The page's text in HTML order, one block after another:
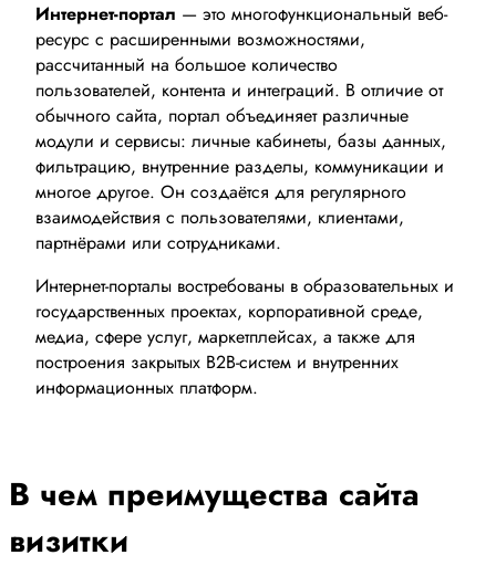
Интернет-портал — это многофункциональный веб-
ресурс с расширенными возможностями,
рассчитанный на большое количество
пользователей, контента и интеграций. В отличие от
обычного сайта, портал объединяет различные
модули и сервисы: личные кабинеты, базы данных,
фильтрацию, внутренние разделы, коммуникации и
многое другое. Он создаётся для регулярного
взаимодействия с пользователями, клиентами,
партнёрами или сотрудниками.
Интернет-порталы востребованы в образовательных и
государственных проектах, корпоративной среде,
медиа, сфере услуг, маркетплейсах, а также для
построения закрытых B2B-систем и внутренних
информационных платформ.
В чем преимущества сайта
визитки